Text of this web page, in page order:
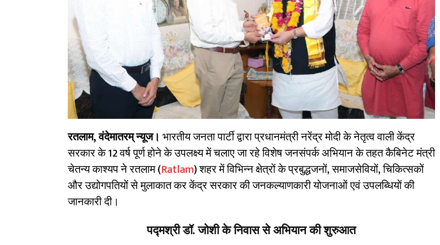
रतलाम, वंदेमातरम् न्यूज। भारतीय जनता पार्टी द्वारा प्रधानमंत्री नरेंद्र मोदी के नेतृत्व वाली केंद्र
सरकार के 12 वर्ष पूर्ण होने के उपलक्ष्य में चलाए जा रहे विशेष जनसंपर्क अभियान के तहत कैबिनेट मंत्री
चेतन्य काश्यप ने रतलाम (Ratlam) शहर में विभिन्न क्षेत्रों के प्रबुद्धजनों, समाजसेवियों, चिकित्सकों
और उद्योगपतियों से मुलाकात कर केंद्र सरकार की जनकल्याणकारी योजनाओं एवं उपलब्धियों की
जानकारी दी।
पद्मश्री डॉ. जोशी के निवास से अभियान की शुरुआत